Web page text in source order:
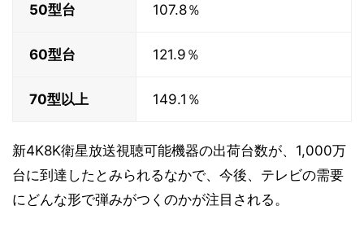
50型台 107.8％
60型台 121.9％
70型以上 149.1％
新4K8K衛星放送視聴可能機器の出荷台数が、1,000万
台に到達したとみられるなかで、今後、テレビの需要
にどんな形で弾みがつくのかが注目される。